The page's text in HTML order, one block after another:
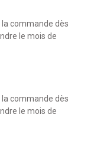
la commande dès
le mois de
la commande dès
le mois de